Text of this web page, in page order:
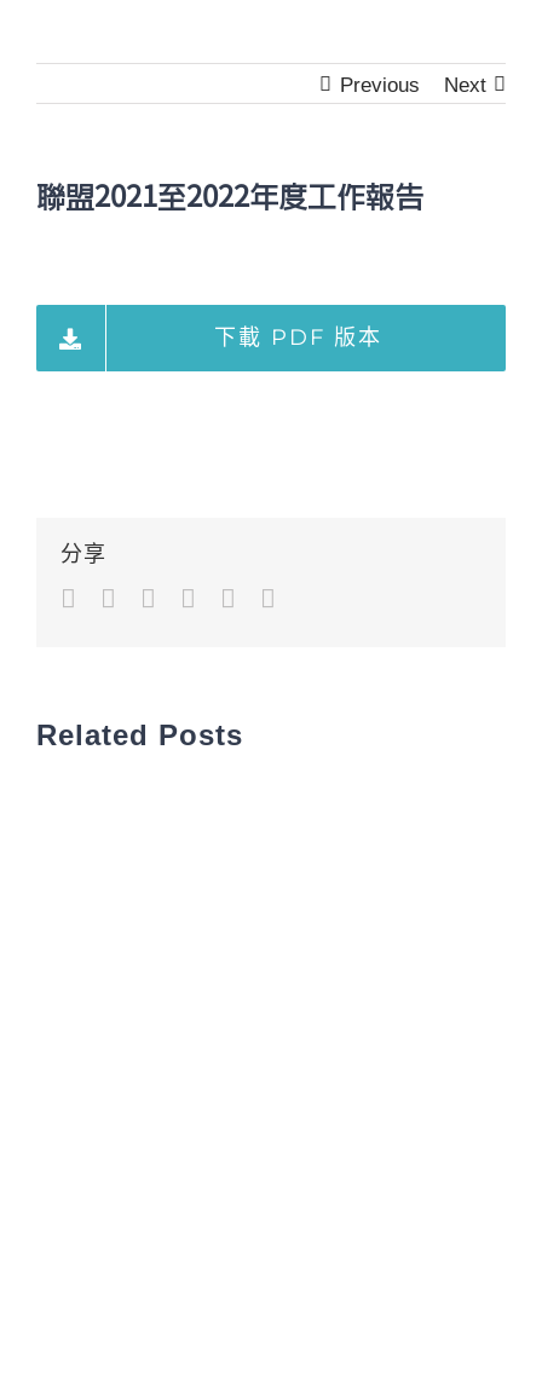
Previous Next
聯盟2021至2022年度工作報告
下載 PDF 版本
分享
FacebookTwitterLinkedInGoogle+Pinterest
Related Posts